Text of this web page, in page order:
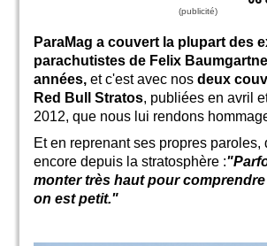
ParaMag a couvert la plupart des
parachutistes de Felix
années, et c'est avec nos deux
Red Bull Stratos, publiées en avril
2012, que nous lui rendons
Et en reprenant ses propres paroles,
encore depuis la stratosphère :
monter très haut pour
on est petit."